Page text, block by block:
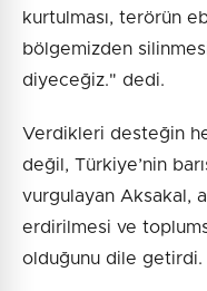
kurtulması, terörün
bölgemizden
diyeceğiz." dedi.
Verdikleri desteğin
değil, Türkiye’nin
vurgulayan Aksakal,
erdirilmesi ve
olduğunu dile getirdi.